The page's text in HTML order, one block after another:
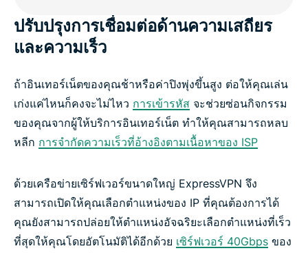
ปรับปรุงการเชื่อมต่อด้านความเสถียร
และความเร็ว
ถ้าอินเทอร์เน็ตของคุณช้าหรือค่าปิงพุ่งขึ้นสูง ต่อให้คุณเล่น
เก่งแค่ไหนก็คงจะไม่ไหว การเข้ารหัส จะช่วยซ่อนกิจกรรม
ของคุณจากผู้ให้บริการอินเทอร์เน็ต ทำให้คุณสามารถหลบ
หลีก การจำกัดความเร็วที่อ้างอิงตามเนื้อหาของ ISP
ด้วยเครือข่ายเซิร์ฟเวอร์ขนาดใหญ่ ExpressVPN จึง
สามารถเปิดให้คุณเลือกตำแหน่งของ IP ที่คุณต้องการได้
คุณยังสามารถปล่อยให้ตำแหน่งอัจฉริยะเลือกตำแหน่งที่เร็ว
ที่สุดให้คุณโดยอัตโนมัติได้อีกด้วย เซิร์ฟเวอร์ 40Gbps ของ